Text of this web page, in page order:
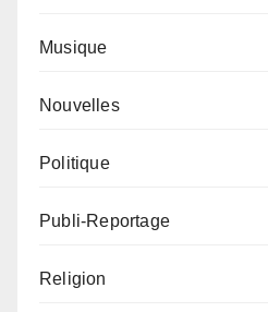
Musique
Nouvelles
Politique
Publi-Reportage
Religion